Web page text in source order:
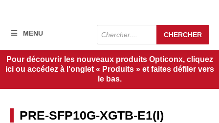
MENU
Recherche
de
produits
CHERCHER
Pour découvrir les nouveaux produits Opticonx, cliquez
ici ou accédez à l'onglet « Produits » et faites défiler vers
le bas.
PRE-SFP10G-XGTB-E1(I)